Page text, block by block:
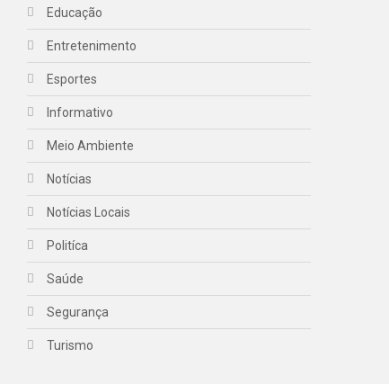
Educação
Entretenimento
Esportes
Informativo
Meio Ambiente
Notícias
Notícias Locais
Politíca
Saúde
Segurança
Turismo